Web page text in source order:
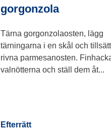
gorgonzola
Tärna gorgonzolaosten, lägg
tärningarna i en skål och
rivna parmesanosten.
valnötterna och ställ dem åt...
Efterrätt